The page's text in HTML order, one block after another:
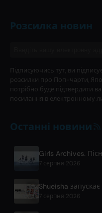
Розсилка новин
Підписуючись тут, ви
розсилки про Поп-чарти,
потрібно буде підтвердити
посилання в електронному
Останні новини
7 серпня 2026
7 серпня 2026